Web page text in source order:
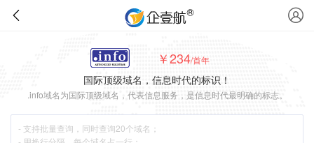
￥234/首年
国际顶级域名，信息时代的标识！
.info域名为国际顶级域名，代表信息服务，是信息时代最明确的标志。